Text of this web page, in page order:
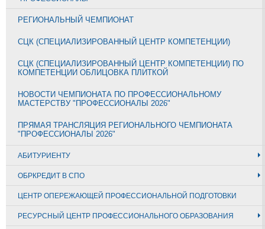
РЕГИОНАЛЬНЫЙ ЧЕМПИОНАТ
СЦК (СПЕЦИАЛИЗИРОВАННЫЙ ЦЕНТР КОМПЕТЕНЦИИ)
СЦК (СПЕЦИАЛИЗИРОВАННЫЙ ЦЕНТР КОМПЕТЕНЦИИ) ПО
КОМПЕТЕНЦИИ ОБЛИЦОВКА ПЛИТКОЙ
НОВОСТИ ЧЕМПИОНАТА ПО ПРОФЕССИОНАЛЬНОМУ
МАСТЕРСТВУ "ПРОФЕССИОНАЛЫ 2026"
ПРЯМАЯ ТРАНСЛЯЦИЯ РЕГИОНАЛЬНОГО ЧЕМПИОНАТА
"ПРОФЕССИОНАЛЫ 2026"
АБИТУРИЕНТУ
ОБРКРЕДИТ В СПО
ЦЕНТР ОПЕРЕЖАЮЩЕЙ ПРОФЕССИОНАЛЬНОЙ ПОДГОТОВКИ
РЕСУРСНЫЙ ЦЕНТР ПРОФЕССИОНАЛЬНОГО ОБРАЗОВАНИЯ